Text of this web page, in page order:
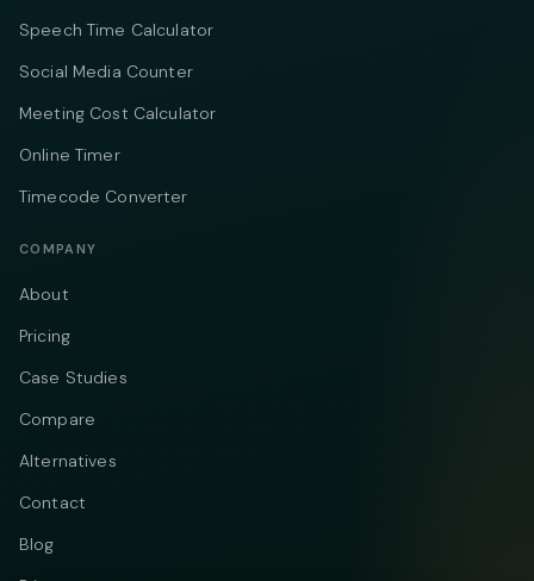
Speech Time Calculator
Social Media Counter
Meeting Cost Calculator
Online Timer
Timecode Converter
COMPANY
About
Pricing
Case Studies
Compare
Alternatives
Contact
Blog